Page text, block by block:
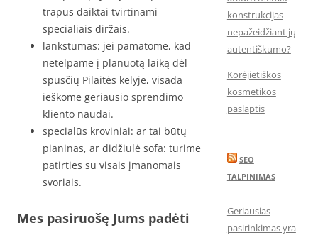
trapūs daiktai tvirtinami
specialiais diržais.
lankstumas: jei pamatome, kad
netelpame į planuotą laiką dėl
spūsčių Pilaitės kelyje, visada
ieškome geriausio sprendimo
kliento naudai.
specialūs kroviniai: ar tai būtų
pianinas, ar didžiulė sofa: turime
patirties su visais įmanomais
svoriais.
Mes pasiruošę Jums padėti
konstrukcijas
nepažeidžiant jų
autentiškumo?
Korėjietiškos
kosmetikos
paslaptis
SEO
TALPINIMAS
Geriausias
pasirinkimas yra